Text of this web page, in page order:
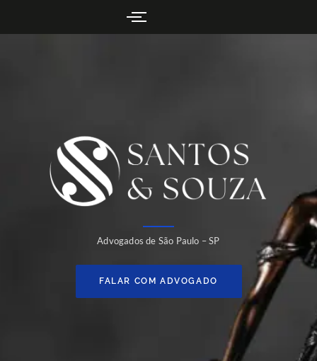
Advogados de São Paulo – SP
FALAR COM ADVOGADO